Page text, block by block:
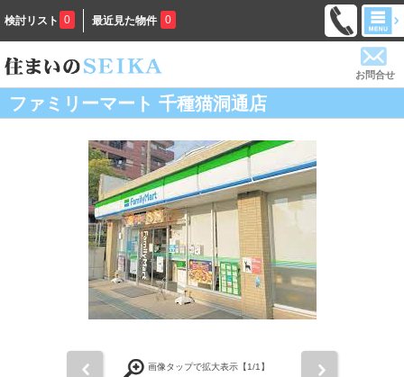
検討リスト 0 最近見た物件 0
お問合せ
ファミリーマート 千種猫洞通店
画像タップで拡大表示【1/1】